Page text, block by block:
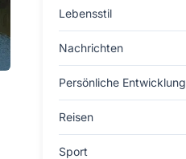
Lebensstil
Nachrichten
Persönliche Entwicklung
Reisen
Sport